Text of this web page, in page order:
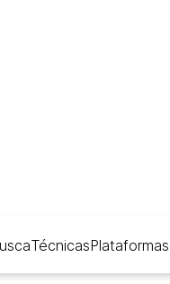
TécnicasPlataformas